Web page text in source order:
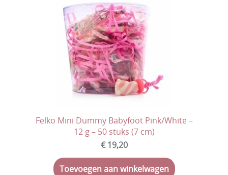
Felko Mini Dummy Babyfoot Pink/White –
12 g – 50 stuks (7 cm)
€ 19,20
Toevoegen aan winkelwagen